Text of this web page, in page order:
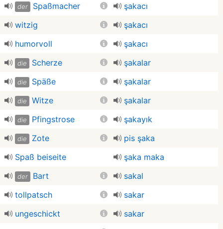
der Spaßmacher
şakacı
witzig
şakacı
humorvoll
şakacı
die Scherze şakalar
die Späße şakalar
die Witze şakalar
die Pfingstrose şakayık
die Zote
pis şaka
Spaß beiseite
şaka maka
der Bart
sakal
tollpatsch
sakar
ungeschickt
sakar